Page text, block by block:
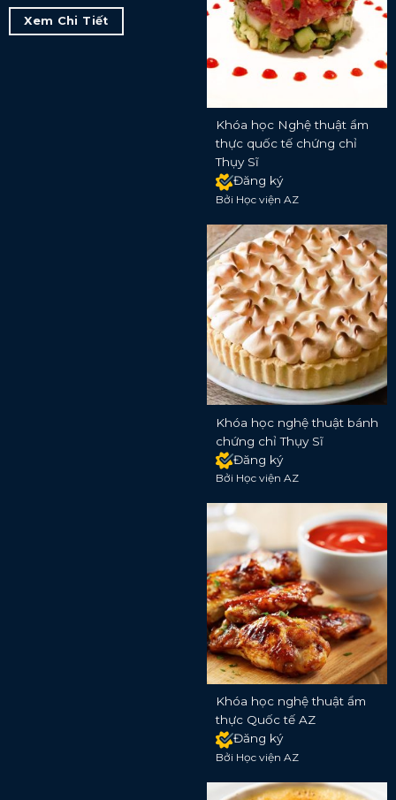
Xem Chi Tiết
Khóa học Nghệ thuật ẩm
thực quốc tế chứng chỉ
Thụy Sĩ
Đăng ký
Bởi Học viện AZ
Khóa học nghệ thuật bánh
chứng chỉ Thụy Sĩ
Đăng ký
Bởi Học viện AZ
Khóa học nghệ thuật ẩm
thực Quốc tế AZ
Đăng ký
Bởi Học viện AZ